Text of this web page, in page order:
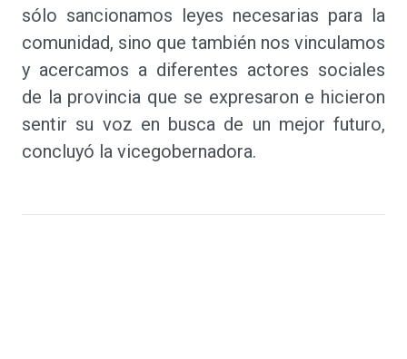
sólo sancionamos leyes necesarias para la
comunidad, sino que también nos vinculamos
y acercamos a diferentes actores sociales
de la provincia que se expresaron e hicieron
sentir su voz en busca de un mejor futuro,
concluyó la vicegobernadora.